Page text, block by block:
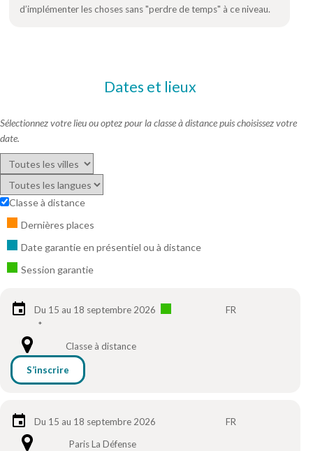
d’implémenter les choses sans "perdre de temps" à ce niveau.
Dates et lieux
Sélectionnez votre lieu ou optez pour la classe à distance puis choisissez votre
date.
Classe à distance
Dernières places
Date garantie en présentiel ou à distance
Session garantie
Du 15 au 18 septembre 2026
*
FR
Classe à distance
S’inscrire
Du 15 au 18 septembre 2026
FR
Paris La Défense